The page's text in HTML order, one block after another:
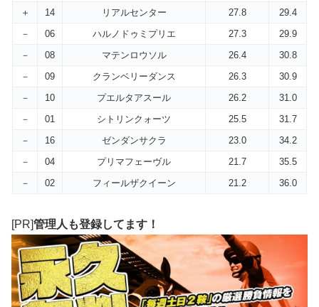
＋
14 リアルセンター 27.8
29.4
－
06 ハルノドゥミプリエ 27.3
29.9
－
08 マテンロウソル 26.4
30.8
－
09 クランベリーダンス 26.3
30.9
－
10 プエルタアスール 26.2
31.0
－
01 シトリンクォーツ 25.5
31.7
－
16 ゼンダンサクラ 23.0
34.2
－
04 プリマフェーヴル 21.7
35.5
－
02 フィールザクイーン 21.2 36.0
[PR]管理人も登録してます！